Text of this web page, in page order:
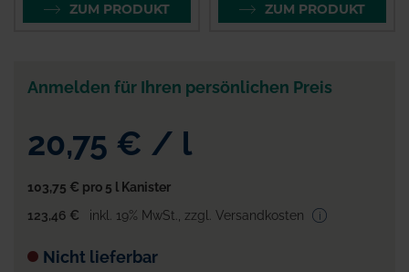
ZUM PRODUKT ZUM PRODUKT
Anmelden für Ihren persönlichen Preis
20,75 € / l
103,75 € pro 5 l Kanister
123,46 €
inkl. 19% MwSt. zzgl. Versandkosten
Nicht lieferbar